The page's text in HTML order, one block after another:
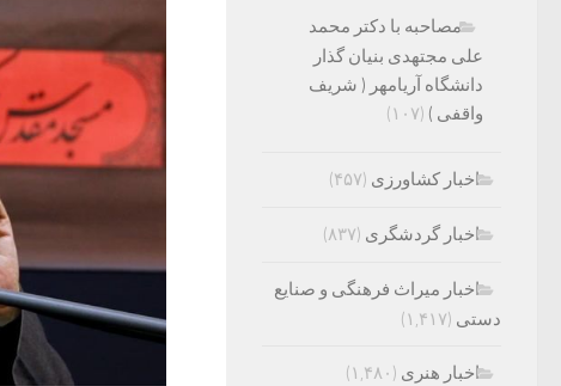
مصاحبه با دکتر محمد
علی مجتهدی بنیان گذار
دانشگاه آریامهر ( شریف
واقفی ) (۱۰۷)
اخبار کشاورزی (۴۵۷)
اخبار گردشگری (۸۳۷)
اخبار میراث فرهنگی و صنایع
دستی (۱,۴۱۷)
اخبار هنری (۱,۴۸۰)